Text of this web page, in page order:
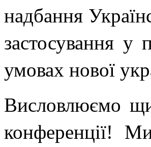
надбання
застосування у
умовах нової
Висловлюємо
конференції!